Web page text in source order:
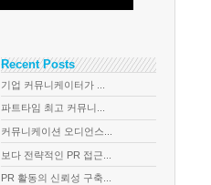
Recent Posts
기업 커뮤니케이터가 ...
파트타임 최고 커뮤니...
커뮤니케이션 오디언스...
보다 전략적인 PR 접근...
PR 활동의 신뢰성 구축...